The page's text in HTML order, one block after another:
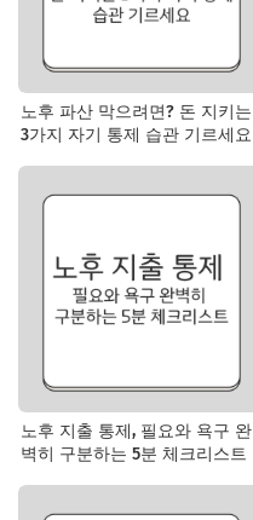
노후 파산 막으려면? 돈 지키는
3가지 자기 통제 습관 기르세요
노후 지출 통제, 필요와 욕구 완
벽히 구분하는 5분 체크리스트